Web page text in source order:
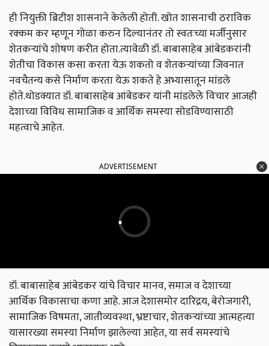
ही नियुक्ती ब्रिटीश शासनाने केलेली होती. खोत शासनाची ठराविक
रक्कम कर म्हणून गोळा करुन दिल्यानंतर तो स्वतःच्या मर्जीनुसार
शेतकऱ्यांचे शोषण करीत होता.त्यावेळी डॉ. बाबासाहेब आंबेडकरांनी
शेतीचा विकास कसा करता येऊ शकतो व शेतकऱ्यांच्या जिवनात
नवचैतन्य कसे निर्माण करता येऊ शकते हे अभ्यासातून मांडले
होते.थोडक्यात डॉ. बाबासाहेब आंबेडकर यांनी मांडलेले विचार आजही
देशाच्या विविध सामाजिक व आर्थिक समस्या सोडविण्यासाठी
महत्वाचे आहेत.
डॉ. बाबासाहेब आंबेडकर यांचे विचार मानव, समाज व देशाच्या
आर्थिक विकासाचा कणा आहे. आज देशासमोर दारिद्रय, बेरोजगारी,
सामाजिक विषमता, जातीव्यवस्था, भ्रष्टाचार, शेतकऱ्यांच्या आत्महत्या
यासारख्या समस्या निर्माण झालेल्या आहेत, या सर्व समस्यांचे
निराकरण करणे आवश्यक आहे…..